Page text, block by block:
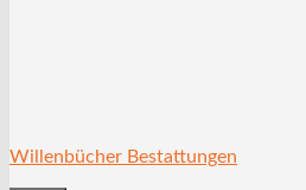
Willenbücher Bestattungen